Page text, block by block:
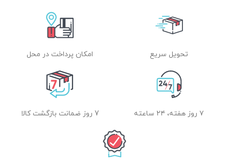
تحویل سریع امکان پرداخت در محل
۷ روز هفته، ۲۴ ساعته 7 روز ضمانت بازگشت کالا